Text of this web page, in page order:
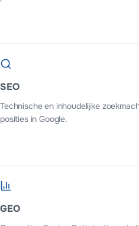
SEO
Technische en inhoudelijke
posities in Google.
GEO